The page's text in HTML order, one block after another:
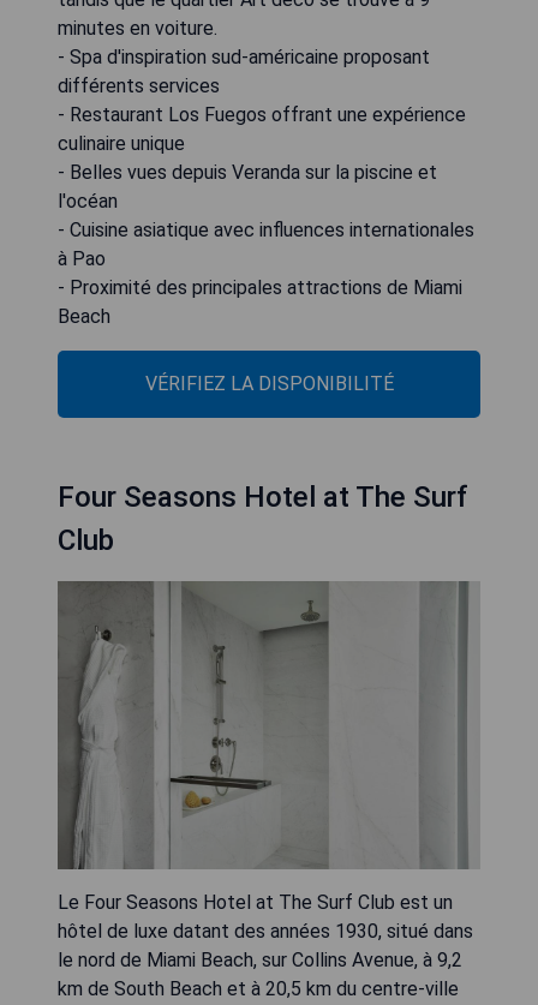
minutes en voiture.
- Spa d'inspiration sud-américaine proposant
différents services
- Restaurant Los Fuegos offrant une expérience
culinaire unique
- Belles vues depuis Veranda sur la piscine et
l'océan
- Cuisine asiatique avec influences internationales
à Pao
- Proximité des principales attractions de Miami
Beach
VÉRIFIEZ LA DISPONIBILITÉ
Four Seasons Hotel at The Surf
Club
Le Four Seasons Hotel at The Surf Club est un
hôtel de luxe datant des années 1930, situé dans
le nord de Miami Beach, sur Collins Avenue, à 9,2
km de South Beach et à 20,5 km du centre-ville